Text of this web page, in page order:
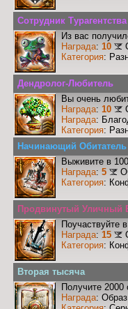
Сотрудник Турагентства
Из вас
Награда: 10
Категория:
Дендролог-Любитель
Вы очень
Награда: 10
Награда:
Категория:
Начинающий
Выживите в
Награда: 5
Категория:
Продвинутый Уличный
Поучаствуйте
Награда: 15
Категория:
Вторая тысяча
Получите 2000
Награда: Образ